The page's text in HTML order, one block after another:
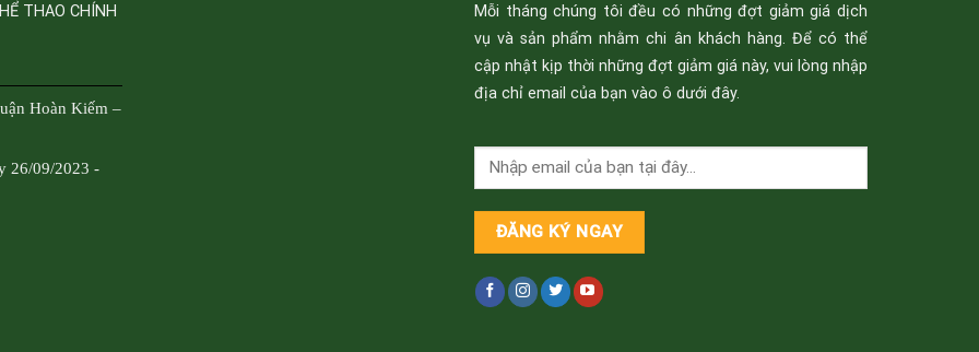
THAO CHÍNH
Hoàn Kiếm –
26/09/2023 -
Mỗi tháng chúng tôi đều có những đợt giảm giá dịch
vụ và sản phẩm nhằm chi ân khách hàng. Để có thể
cập nhật kịp thời những đợt giảm giá này, vui lòng nhập
địa chỉ email của bạn vào ô dưới đây.